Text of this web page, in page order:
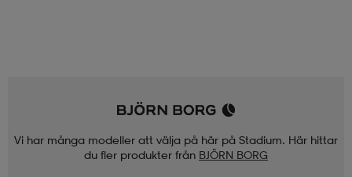
Vi har många modeller att välja på här på Stadium. Här hittar
du fler produkter från BJÖRN BORG